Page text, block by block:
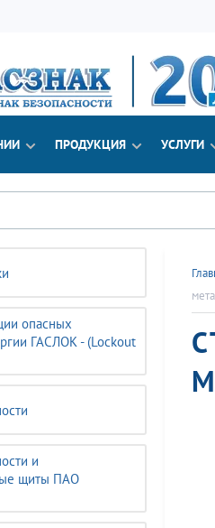
ПРОДУКЦИЯ УСЛУГИ
опасных
ГАСЛОК - (Lockout
и
щиты ПАО